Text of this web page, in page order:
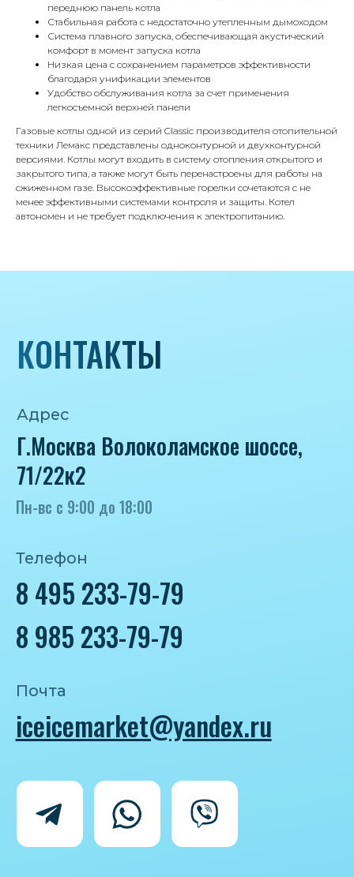
переднюю панель котла
Стабильная работа с недостаточно утепленным дымоходом
Система плавного запуска, обеспечивающая акустический
комфорт в момент запуска котла
Низкая цена с сохранением параметров эффективности
благодаря унификации элементов
Удобство обслуживания котла за счет применения
легкосъемной верхней панели
Газовые котлы одной из серий Classic производителя отопительной
техники Лемакс представлены одноконтурной и двухконтурной
версиями. Котлы могут входить в систему отопления открытого и
закрытого типа, а также могут быть перенастроены для работы на
сжиженном газе. Высокоэффективные горелки сочетаются с не
менее эффективными системами контроля и защиты. Котел
автономен и не требует подключения к электропитанию.
Адрес
Г.Москва Волоколамское шоссе,
71/22к2
Пн-вс с 9:00 до 18:00
8 495 233-79-79
Почта
8 985 233-79-79
Согласие на обработку персональных
данных